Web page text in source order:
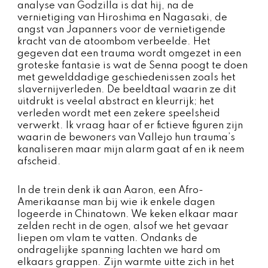
analyse van Godzilla is dat hij, na de
vernietiging van Hiroshima en Nagasaki, de
angst van Japanners voor de vernietigende
kracht van de atoombom verbeelde. Het
gegeven dat een trauma wordt omgezet in een
groteske fantasie is wat de Senna poogt te doen
met gewelddadige geschiedenissen zoals het
slavernijverleden. De beeldtaal waarin ze dit
uitdrukt is veelal abstract en kleurrijk; het
verleden wordt met een zekere speelsheid
verwerkt. Ik vraag haar of er fictieve figuren zijn
waarin de bewoners van Vallejo hun trauma’s
kanaliseren maar mijn alarm gaat af en ik neem
afscheid.
In de trein denk ik aan Aaron, een Afro-
Amerikaanse man bij wie ik enkele dagen
logeerde in Chinatown. We keken elkaar maar
zelden recht in de ogen, alsof we het gevaar
liepen om vlam te vatten. Ondanks de
ondragelijke spanning lachten we hard om
elkaars grappen. Zijn warmte uitte zich in het